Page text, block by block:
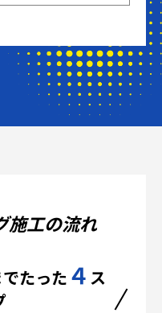
施工の流れ
たった ４ ス